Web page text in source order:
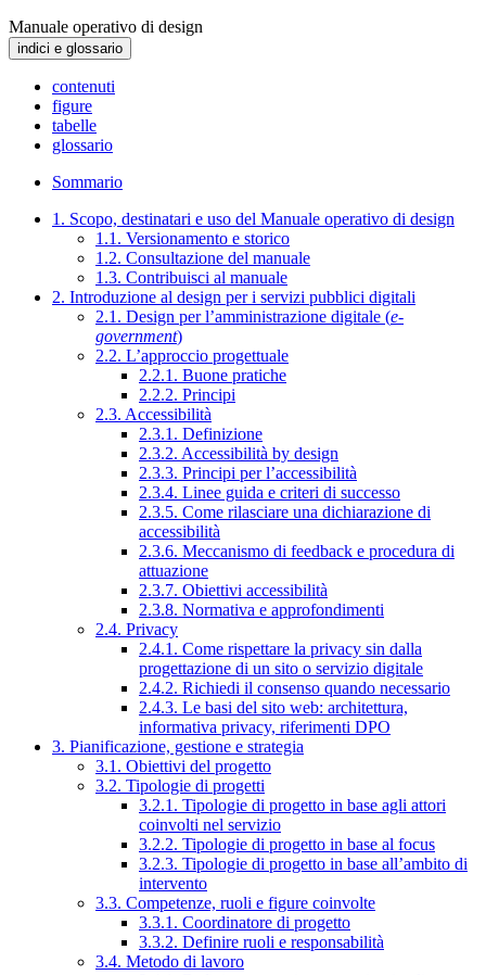
Manuale operativo di design
indici e glossario
contenuti
figure
tabelle
glossario
Sommario
1. Scopo, destinatari e uso del Manuale operativo di design
1.1. Versionamento e storico
1.2. Consultazione del manuale
1.3. Contribuisci al manuale
2. Introduzione al design per i servizi pubblici digitali
2.1. Design per l’amministrazione digitale (e-
government)
2.2. L’approccio progettuale
2.2.1. Buone pratiche
2.2.2. Principi
2.3. Accessibilità
2.3.1. Definizione
2.3.2. Accessibilità by design
2.3.3. Principi per l’accessibilità
2.3.4. Linee guida e criteri di successo
2.3.5. Come rilasciare una dichiarazione di
accessibilità
2.3.6. Meccanismo di feedback e procedura di
attuazione
2.3.7. Obiettivi accessibilità
2.3.8. Normativa e approfondimenti
2.4. Privacy
2.4.1. Come rispettare la privacy sin dalla
progettazione di un sito o servizio digitale
2.4.2. Richiedi il consenso quando necessario
2.4.3. Le basi del sito web: architettura,
informativa privacy, riferimenti DPO
3. Pianificazione, gestione e strategia
3.1. Obiettivi del progetto
3.2. Tipologie di progetti
3.2.1. Tipologie di progetto in base agli attori
coinvolti nel servizio
3.2.2. Tipologie di progetto in base al focus
3.2.3. Tipologie di progetto in base all’ambito di
intervento
3.3. Competenze, ruoli e figure coinvolte
3.3.1. Coordinatore di progetto
3.3.2. Definire ruoli e responsabilità
3.4. Metodo di lavoro